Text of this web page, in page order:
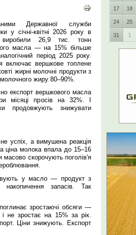
Державної служби
у січні-квітні 2026 року в
виробили 26,9 тис. тонн
масла — на 15% більше
період 2025 року.
включає вершкове топлене
жирні молочні продукти з
жиру 80–90%.
експорт вершкового масла
місяці просів на 32%. І
продовжують знижувати
успіх, а вимушена реакція
ціна молока впала до 15–16
масово скорочують поголів'я
у масло — продукт з
запасів. Так
зростаючі обсяги —
не зростає на 15% за рік.
Ціни знижують. Експорт
17 18
24 25
31 1